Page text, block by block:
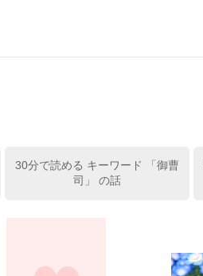
30分で読める キーワード 「御曹
司」 の話